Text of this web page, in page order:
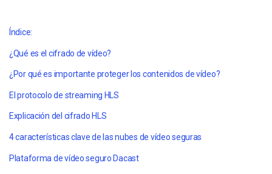
Índice:
¿Qué es el cifrado de vídeo?
¿Por qué es importante proteger los contenidos de vídeo?
El protocolo de streaming HLS
Explicación del cifrado HLS
4 características clave de las nubes de vídeo seguras
Plataforma de vídeo seguro Dacast